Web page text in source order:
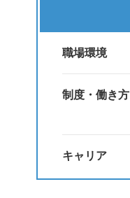
職場環境
制度・働き方
キャリア